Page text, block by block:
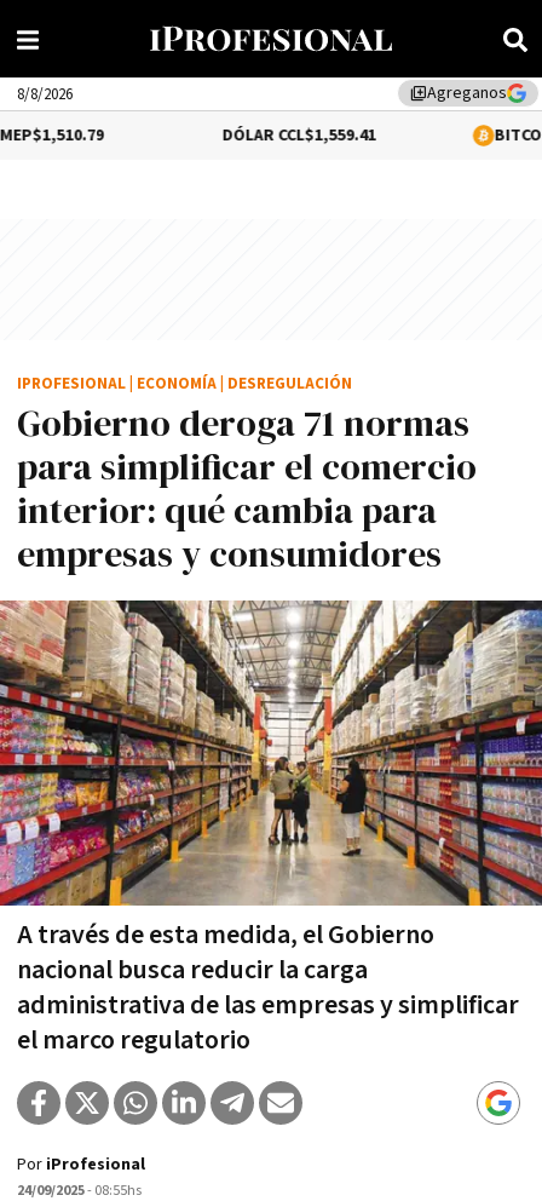
library_addAgreganos
8/8/2026
$1,559.41 0.2%
Gobierno deroga 71 normas
para simplificar el comercio
interior: qué cambia para
empresas y consumidores
A través de esta medida, el Gobierno
nacional busca reducir la carga
administrativa de las empresas y simplificar
el marco regulatorio
IPROFESIONAL ECONOMÍA DESREGULACIÓN
Por iProfesional
24/09/2025- 08:55hs